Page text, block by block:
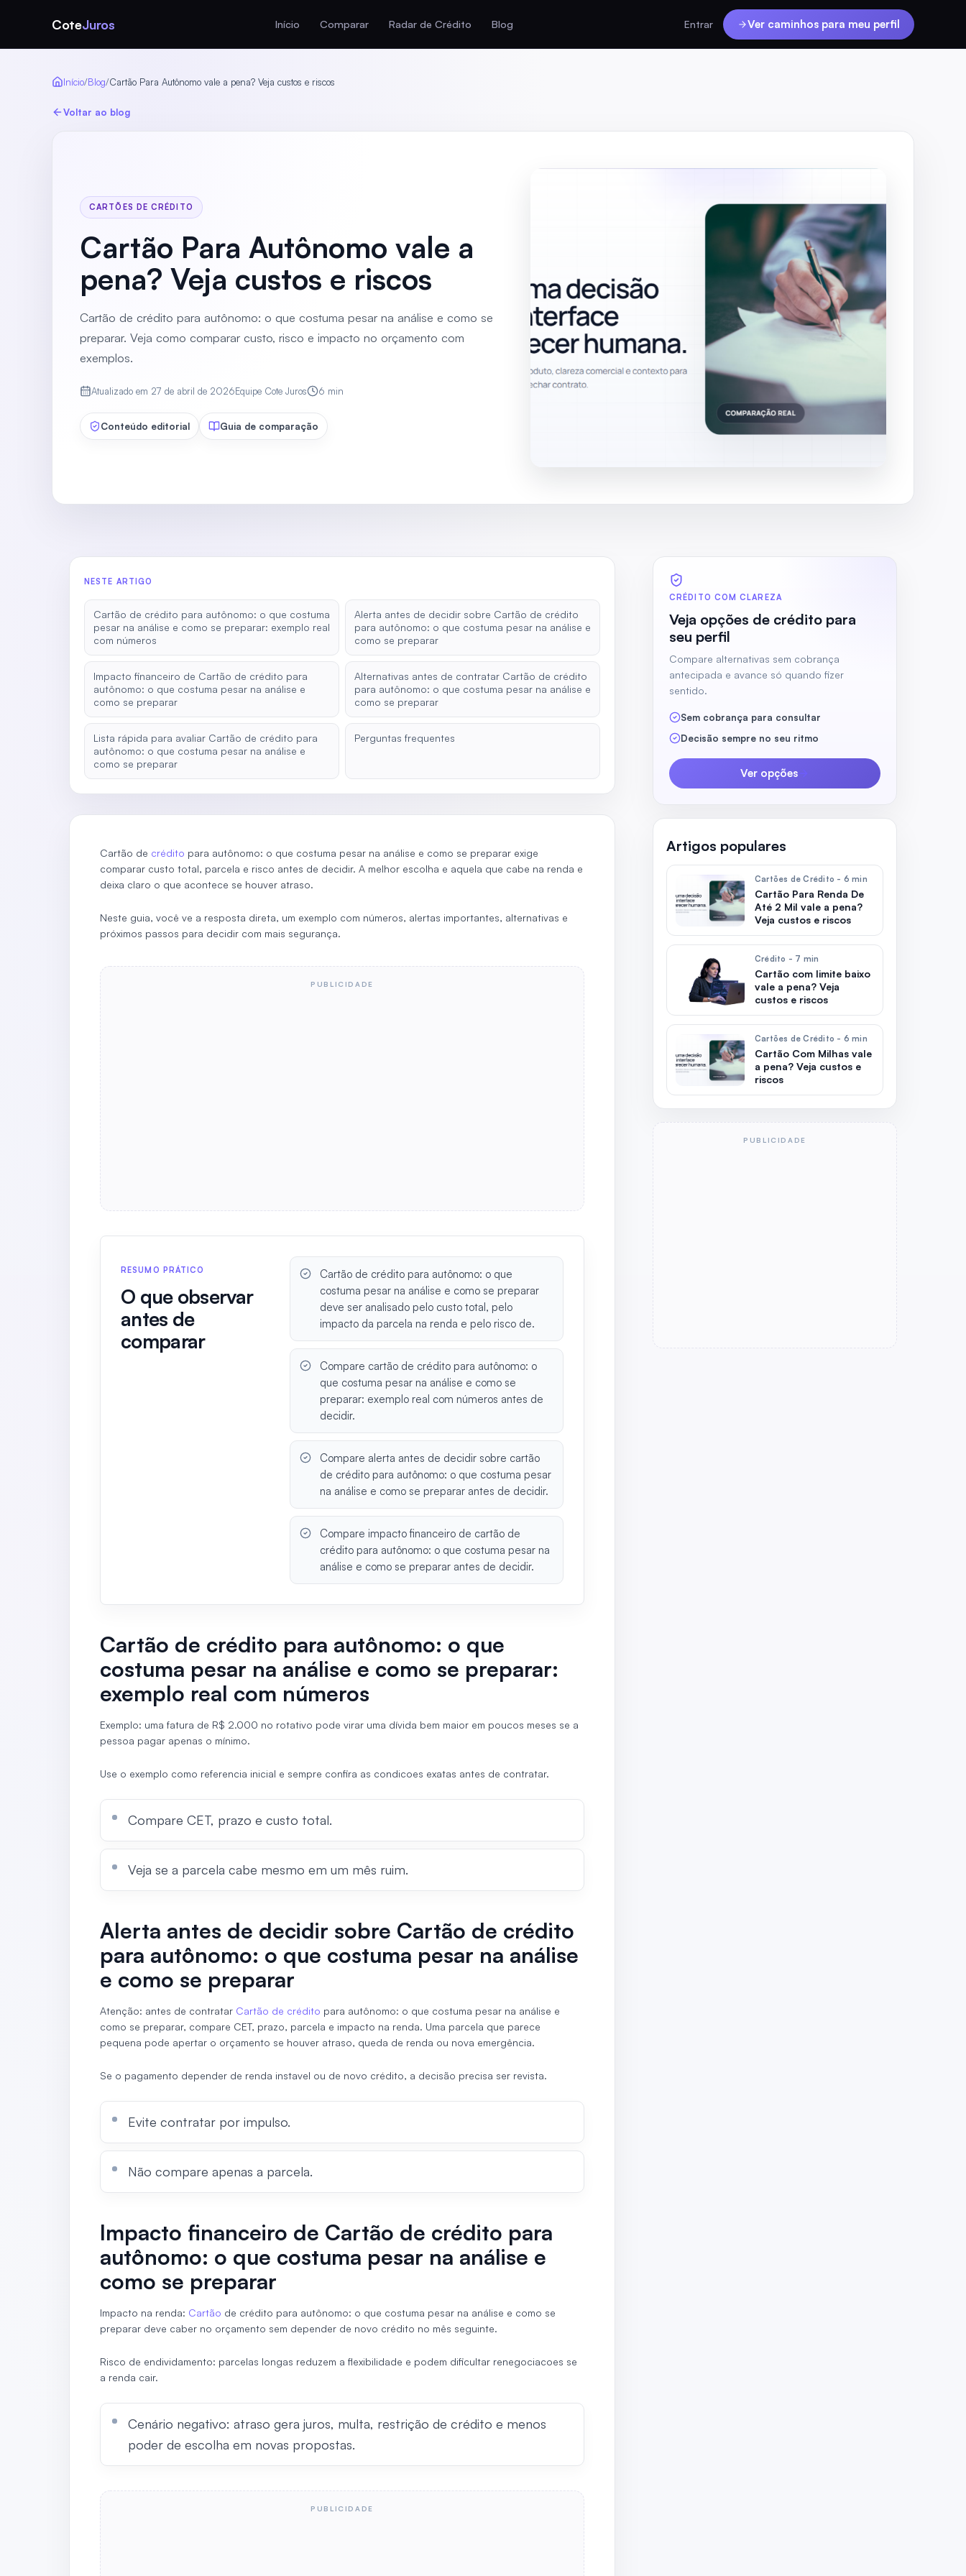
CoteJuros Início Comparar Radar de Crédito Blog Entrar Ver caminhos para meu perfil
Início/Blog/Cartão Para Autônomo vale a pena? Veja custos e riscos
Voltar ao blog
CARTÕES DE CRÉDITO
Cartão Para Autônomo vale a
pena? Veja custos e riscos
Cartão de crédito para autônomo: o que costuma pesar na análise e como se
preparar. Veja como comparar custo, risco e impacto no orçamento com
exemplos.
Atualizado em 27 de abril de 2026Equipe Cote Juros 6 min
Conteúdo editorial Guia de comparação
NESTE ARTIGO
Cartão de crédito para autônomo: o que costuma
pesar na análise e como se preparar: exemplo real
com números
Alerta antes de decidir sobre Cartão de crédito
para autônomo: o que costuma pesar na análise e
como se preparar
Impacto financeiro de Cartão de crédito para
autônomo: o que costuma pesar na análise e
como se preparar
Alternativas antes de contratar Cartão de crédito
para autônomo: o que costuma pesar na análise e
como se preparar
Lista rápida para avaliar Cartão de crédito para
autônomo: o que costuma pesar na análise e
como se preparar
Perguntas frequentes
Cartão de crédito para autônomo: o que costuma pesar na análise e como se preparar exige
comparar custo total, parcela e risco antes de decidir. A melhor escolha e aquela que cabe na renda e
deixa claro o que acontece se houver atraso.
Neste guia, você ve a resposta direta, um exemplo com números, alertas importantes, alternativas e
próximos passos para decidir com mais segurança.
PUBLICIDADE
RESUMO PRÁTICO
O que observar
antes de
comparar
Cartão de crédito para autônomo: o que
costuma pesar na análise e como se preparar
deve ser analisado pelo custo total, pelo
impacto da parcela na renda e pelo risco de.
Compare cartão de crédito para autônomo: o
que costuma pesar na análise e como se
preparar: exemplo real com números antes de
decidir.
Compare alerta antes de decidir sobre cartão
de crédito para autônomo: o que costuma pesar
na análise e como se preparar antes de decidir.
Compare impacto financeiro de cartão de
crédito para autônomo: o que costuma pesar na
análise e como se preparar antes de decidir.
Cartão de crédito para autônomo: o que
costuma pesar na análise e como se preparar:
exemplo real com números
Exemplo: uma fatura de R$ 2.000 no rotativo pode virar uma dívida bem maior em poucos meses se a
pessoa pagar apenas o mínimo.
Use o exemplo como referencia inicial e sempre confira as condicoes exatas antes de contratar.
Compare CET, prazo e custo total.
Veja se a parcela cabe mesmo em um mês ruim.
Alerta antes de decidir sobre Cartão de crédito
para autônomo: o que costuma pesar na análise
e como se preparar
Atenção: antes de contratar Cartão de crédito para autônomo: o que costuma pesar na análise e
como se preparar, compare CET, prazo, parcela e impacto na renda. Uma parcela que parece
pequena pode apertar o orçamento se houver atraso, queda de renda ou nova emergência.
Se o pagamento depender de renda instavel ou de novo crédito, a decisão precisa ser revista.
Evite contratar por impulso.
Não compare apenas a parcela.
Impacto financeiro de Cartão de crédito para
autônomo: o que costuma pesar na análise e
como se preparar
Impacto na renda: Cartão de crédito para autônomo: o que costuma pesar na análise e como se
preparar deve caber no orçamento sem depender de novo crédito no mês seguinte.
Risco de endividamento: parcelas longas reduzem a flexibilidade e podem dificultar renegociacoes se
a renda cair.
Cenário negativo: atraso gera juros, multa, restrição de crédito e menos
poder de escolha em novas propostas.
PUBLICIDADE
CRÉDITO COM CLAREZA
Veja opções de crédito para
seu perfil
Compare alternativas sem cobrança
antecipada e avance só quando fizer
sentido.
Sem cobrança para consultar
Decisão sempre no seu ritmo
Ver opções
Artigos populares
Cartões de Crédito - 6 min
Cartão Para Renda De
Até 2 Mil vale a pena?
Veja custos e riscos
Crédito - 7 min
Cartão com limite baixo
vale a pena? Veja
custos e riscos
Cartões de Crédito - 6 min
Cartão Com Milhas vale
a pena? Veja custos e
riscos
PUBLICIDADE